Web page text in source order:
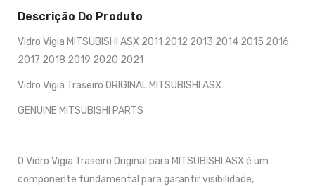
Descrição Do Produto
Vidro Vigia MITSUBISHI ASX 2011 2012 2013 2014 2015 2016
2017 2018 2019 2020 2021
Vidro Vigia Traseiro ORIGINAL MITSUBISHI ASX
GENUINE MITSUBISHI PARTS
O Vidro Vigia Traseiro Original para MITSUBISHI ASX é um
componente fundamental para garantir visibilidade,